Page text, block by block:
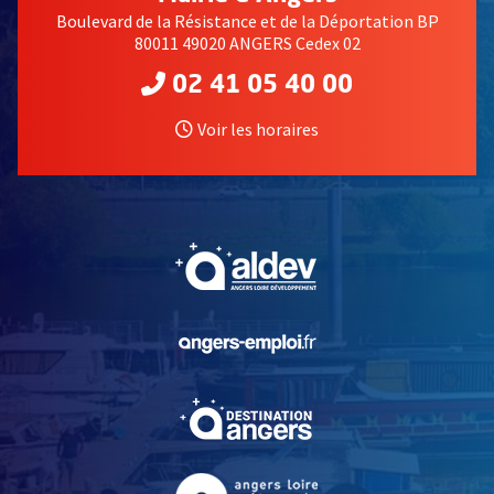
Boulevard de la Résistance et de la Déportation BP
80011 49020 ANGERS Cedex 02
02 41 05 40 00
Voir les horaires
, Ouvre une nouvelle
, Ouvre une nouvelle